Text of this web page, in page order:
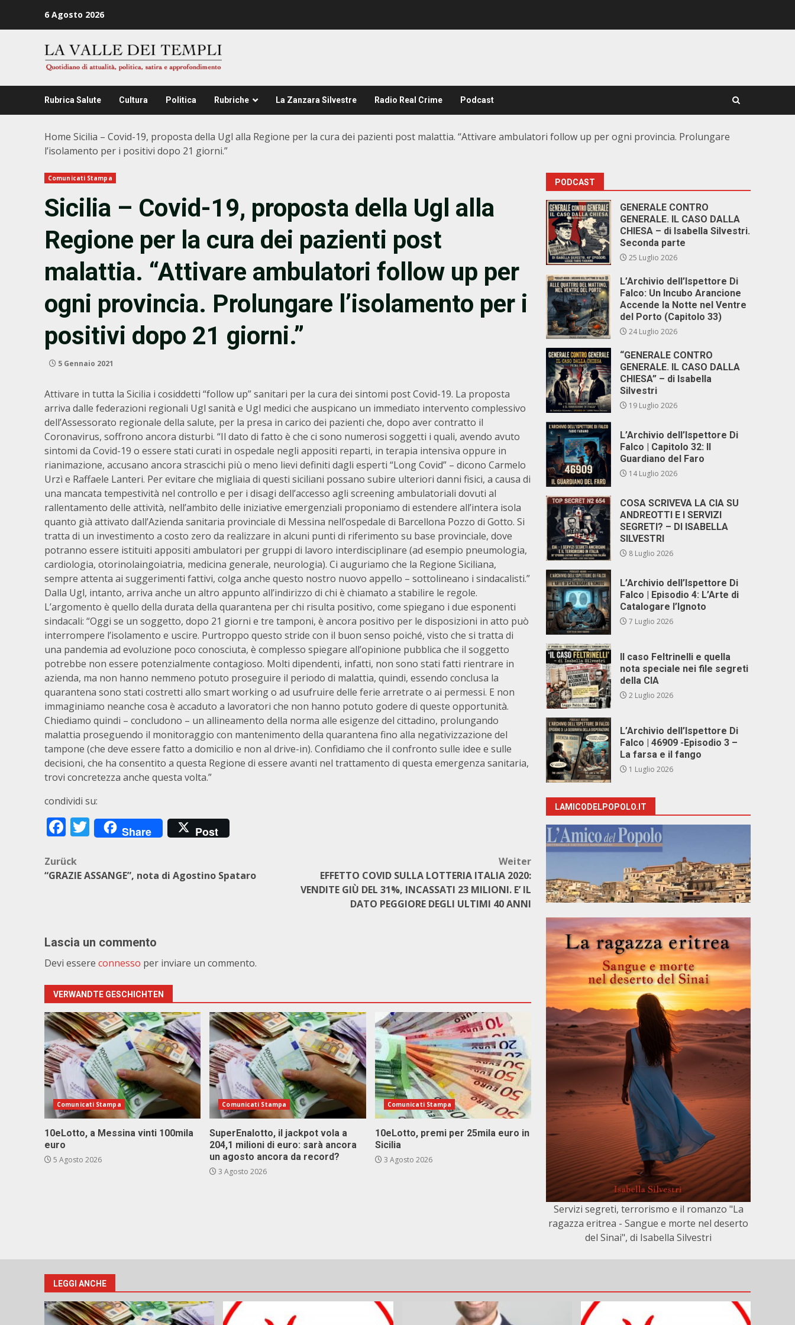
6 Agosto 2026
Rubrica Salute Cultura Politica Rubriche La Zanzara Silvestre Radio Real Crime Podcast
Home Sicilia – Covid-19, proposta della Ugl alla Regione per la cura dei pazienti post malattia. “Attivare ambulatori follow up per ogni provincia. Prolungare
l’isolamento per i positivi dopo 21 giorni.”
Comunicati Stampa
Sicilia – Covid-19, proposta della Ugl alla
Regione per la cura dei pazienti post
malattia. “Attivare ambulatori follow up per
ogni provincia. Prolungare l’isolamento per i
positivi dopo 21 giorni.”
5 Gennaio 2021
Attivare in tutta la Sicilia i cosiddetti “follow up” sanitari per la cura dei sintomi post Covid-19. La proposta
arriva dalle federazioni regionali Ugl sanità e Ugl medici che auspicano un immediato intervento complessivo
dell’Assessorato regionale della salute, per la presa in carico dei pazienti che, dopo aver contratto il
Coronavirus, soffrono ancora disturbi. “Il dato di fatto è che ci sono numerosi soggetti i quali, avendo avuto
sintomi da Covid-19 o essere stati curati in ospedale negli appositi reparti, in terapia intensiva oppure in
rianimazione, accusano ancora strascichi più o meno lievi definiti dagli esperti “Long Covid” – dicono Carmelo
Urzì e Raffaele Lanteri. Per evitare che migliaia di questi siciliani possano subire ulteriori danni fisici, a causa di
una mancata tempestività nel controllo e per i disagi dell’accesso agli screening ambulatoriali dovuti al
rallentamento delle attività, nell’ambito delle iniziative emergenziali proponiamo di estendere all’intera isola
quanto già attivato dall’Azienda sanitaria provinciale di Messina nell’ospedale di Barcellona Pozzo di Gotto. Si
tratta di un investimento a costo zero da realizzare in alcuni punti di riferimento su base provinciale, dove
potranno essere istituiti appositi ambulatori per gruppi di lavoro interdisciplinare (ad esempio pneumologia,
cardiologia, otorinolaingoiatria, medicina generale, neurologia). Ci auguriamo che la Regione Siciliana,
sempre attenta ai suggerimenti fattivi, colga anche questo nostro nuovo appello – sottolineano i sindacalisti.”
Dalla Ugl, intanto, arriva anche un altro appunto all’indirizzo di chi è chiamato a stabilire le regole.
L’argomento è quello della durata della quarantena per chi risulta positivo, come spiegano i due esponenti
sindacali: “Oggi se un soggetto, dopo 21 giorni e tre tamponi, è ancora positivo per le disposizioni in atto può
interrompere l’isolamento e uscire. Purtroppo questo stride con il buon senso poiché, visto che si tratta di
una pandemia ad evoluzione poco conosciuta, è complesso spiegare all’opinione pubblica che il soggetto
potrebbe non essere potenzialmente contagioso. Molti dipendenti, infatti, non sono stati fatti rientrare in
azienda, ma non hanno nemmeno potuto proseguire il periodo di malattia, quindi, essendo conclusa la
quarantena sono stati costretti allo smart working o ad usufruire delle ferie arretrate o ai permessi. E non
immaginiamo neanche cosa è accaduto a lavoratori che non hanno potuto godere di queste opportunità.
Chiediamo quindi – concludono – un allineamento della norma alle esigenze del cittadino, prolungando
malattia proseguendo il monitoraggio con mantenimento della quarantena fino alla negativizzazione del
tampone (che deve essere fatto a domicilio e non al drive-in). Confidiamo che il confronto sulle idee e sulle
decisioni, che ha consentito a questa Regione di essere avanti nel trattamento di questa emergenza sanitaria,
trovi concretezza anche questa volta.”
condividi su:
Facebook
Twitter
Share Post
Beitragsnavigation
Zurück
“GRAZIE ASSANGE”, nota di Agostino Spataro
Weiter
EFFETTO COVID SULLA LOTTERIA ITALIA 2020:
VENDITE GIÙ DEL 31%, INCASSATI 23 MILIONI. E’ IL
DATO PEGGIORE DEGLI ULTIMI 40 ANNI
Lascia un commento
Devi essere connesso per inviare un commento.
VERWANDTE GESCHICHTEN
Comunicati Stampa
10eLotto, a Messina vinti 100mila
euro
5 Agosto 2026
Comunicati Stampa
SuperEnalotto, il jackpot vola a
204,1 milioni di euro: sarà ancora
un agosto ancora da record?
3 Agosto 2026
Comunicati Stampa
10eLotto, premi per 25mila euro in
Sicilia
3 Agosto 2026
PODCAST
GENERALE CONTRO
GENERALE. IL CASO DALLA
CHIESA – di Isabella Silvestri.
Seconda parte
25 Luglio 2026
L’Archivio dell’Ispettore Di
Falco: Un Incubo Arancione
Accende la Notte nel Ventre
del Porto (Capitolo 33)
24 Luglio 2026
“GENERALE CONTRO
GENERALE. IL CASO DALLA
CHIESA” – di Isabella
Silvestri
19 Luglio 2026
L’Archivio dell’Ispettore Di
Falco | Capitolo 32: Il
Guardiano del Faro
14 Luglio 2026
COSA SCRIVEVA LA CIA SU
ANDREOTTI E I SERVIZI
SEGRETI? – DI ISABELLA
SILVESTRI
8 Luglio 2026
L’Archivio dell’Ispettore Di
Falco | Episodio 4: L’Arte di
Catalogare l’Ignoto
7 Luglio 2026
Il caso Feltrinelli e quella
nota speciale nei file segreti
della CIA
2 Luglio 2026
L’Archivio dell’Ispettore Di
Falco | 46909 -Episodio 3 –
La farsa e il fango
1 Luglio 2026
LAMICODELPOPOLO.IT
Servizi segreti, terrorismo e il romanzo "La
ragazza eritrea - Sangue e morte nel deserto
del Sinai", di Isabella Silvestri
LEGGI ANCHE